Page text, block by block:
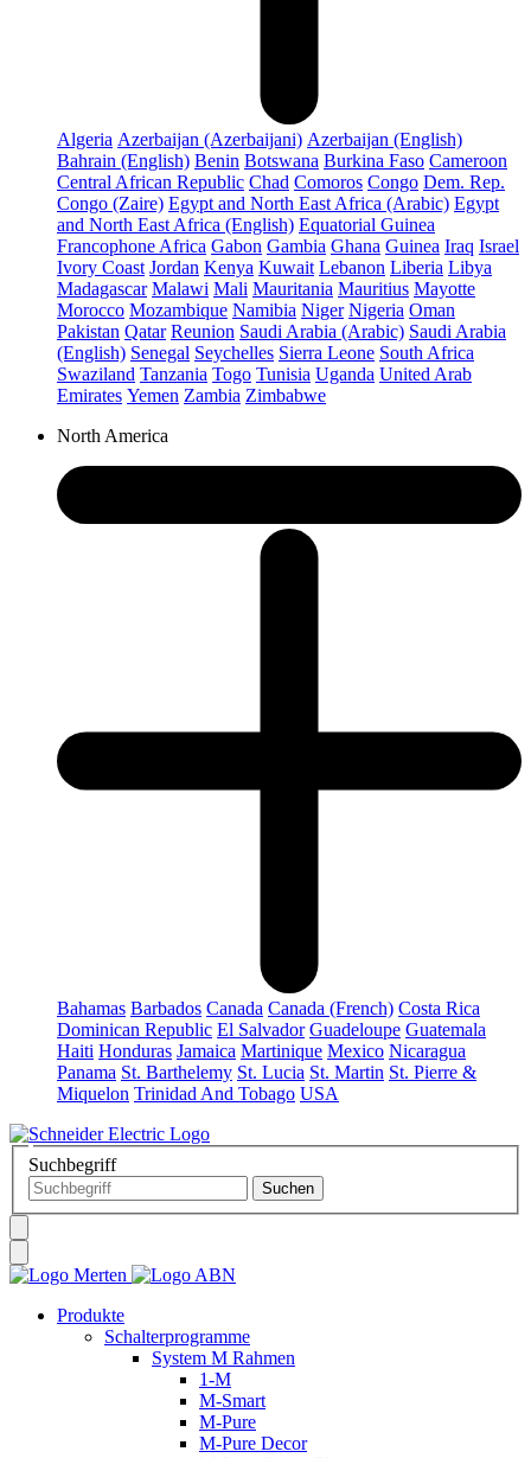
Algeria Azerbaijan (Azerbaijani) Azerbaijan (English)
Bahrain (English) Benin Botswana Burkina Faso Cameroon
Central African Republic Chad Comoros Congo Dem. Rep.
Congo (Zaire) Egypt and North East Africa (Arabic) Egypt
and North East Africa (English) Equatorial Guinea
Francophone Africa Gabon Gambia Ghana Guinea Iraq Israel
Ivory Coast Jordan Kenya Kuwait Lebanon Liberia Libya
Madagascar Malawi Mali Mauritania Mauritius Mayotte
Morocco Mozambique Namibia Niger Nigeria Oman
Pakistan Qatar Reunion Saudi Arabia (Arabic) Saudi Arabia
(English) Senegal Seychelles Sierra Leone South Africa
Swaziland Tanzania Togo Tunisia Uganda United Arab
Emirates Yemen Zambia Zimbabwe
North America
Bahamas Barbados Canada Canada (French) Costa Rica
Dominican Republic El Salvador Guadeloupe Guatemala
Haiti Honduras Jamaica Martinique Mexico Nicaragua
Panama St. Barthelemy St. Lucia St. Martin St. Pierre &
Miquelon Trinidad And Tobago USA
Suchbegriff
Produkte
Schalterprogramme
System M Rahmen
1-M
M-Smart
M-Pure
M-Pure Decor